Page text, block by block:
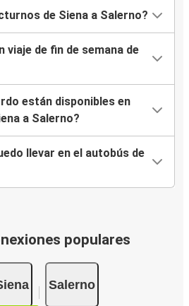
de Siena a Salerno?
viaje de fin de semana de
están disponibles en
a Salerno?
llevar en el autobús de
populares
Salerno